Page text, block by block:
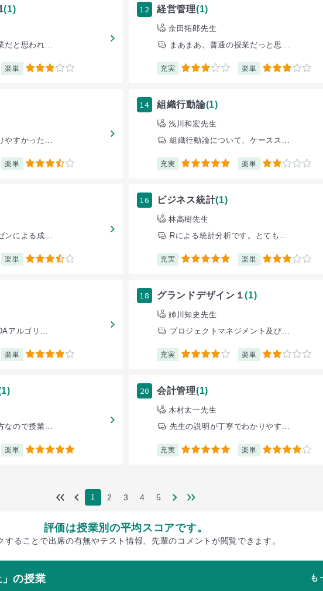
(1)
だと思われ...
楽単 3
12 経営管理(1)
余田拓郎先生
まあまあ。普通の授業だっと思...
充実 3 楽単 3
やすかった...
楽単 3.5
14 組織行動論(1)
浅川和宏先生
組織行動論について、ケースス...
充実 5 楽単 2
ンによる成...
楽単 3.5
16 ビジネス統計(1)
林高樹先生
Rによる統計分析です。とても...
充実 5 楽単 3
アルゴリ...
楽単 4
18 グランドデザイン１(1)
姉川知史先生
プロジェクトマネジメント及び...
充実 4 楽単 2
なので授業...
楽単 5
20 会計管理(1)
木村太一先生
先生の説明が丁寧でわかりやす...
充実 5 楽単 4
1 2 3 4 5
評価は授業別の平均スコアです。
することで出席の有無やテスト情報、先輩のコメントが閲覧できます。
の授業 も